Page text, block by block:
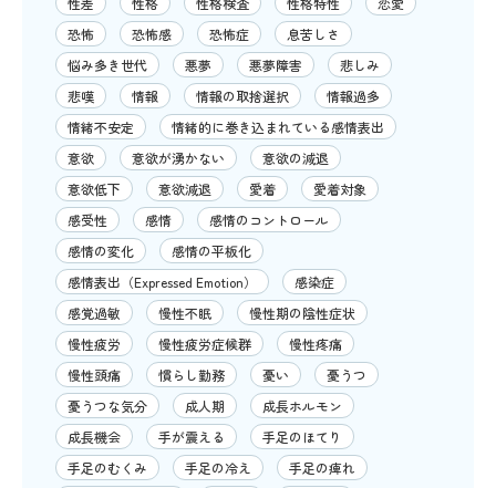
恐怖
恐怖感 恐怖症
息苦しさ
悩み多き世代
悪夢 悪夢障害
悲しみ
悲嘆
情報 情報の取捨選択
情報過多
情緒不安定
情緒的に巻き込まれている感情表出
意欲
意欲が湧かない
意欲の減退
意欲低下
意欲減退 愛着
愛着対象
感受性
感情
感情のコントロール
感情の変化
感情の平板化
感情表出（Expressed Emotion）
感染症
感覚過敏
慢性不眠
慢性期の陰性症状
慢性疲労
慢性疲労症候群
慢性疼痛
慢性頭痛
慣らし勤務 憂い
憂うつ
憂うつな気分
成人期
成長ホルモン
成長機会
手が震える
手足のほてり
手足のむくみ
手足の冷え
手足の痺れ